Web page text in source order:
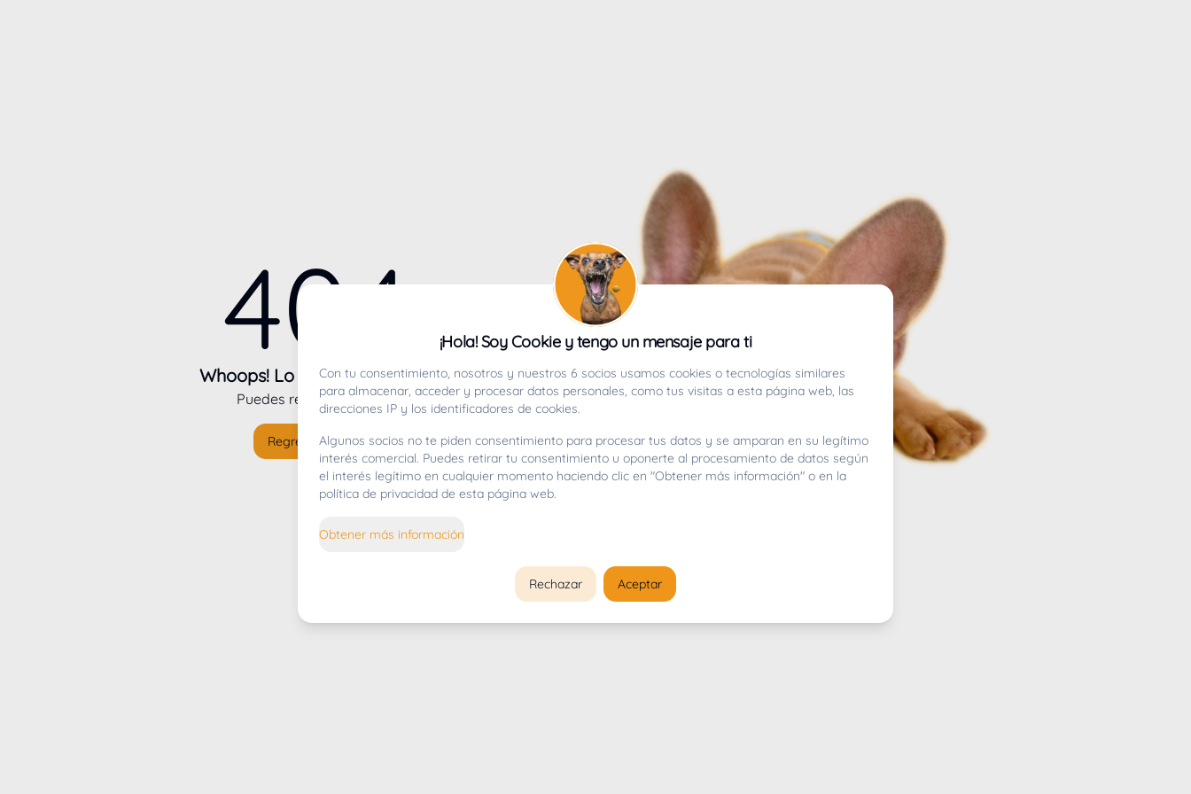
404
Whoops! Lo sentimos mucho.
Puedes regresar alinicio
Regresar al inicio
¡Hola! Soy Cookie y tengo un mensaje para ti
Con tu consentimiento, nosotros y nuestros 6 socios usamos cookies o tecnologías similares
para almacenar, acceder y procesar datos personales, como tus visitas a esta página web, las
direcciones IP y los identificadores de cookies.
Algunos socios no te piden consentimiento para procesar tus datos y se amparan en su legítimo
interés comercial. Puedes retirar tu consentimiento u oponerte al procesamiento de datos según
el interés legítimo en cualquier momento haciendo clic en "Obtener más información" o en la
política de privacidad de esta página web.
Obtener más información
Rechazar Aceptar